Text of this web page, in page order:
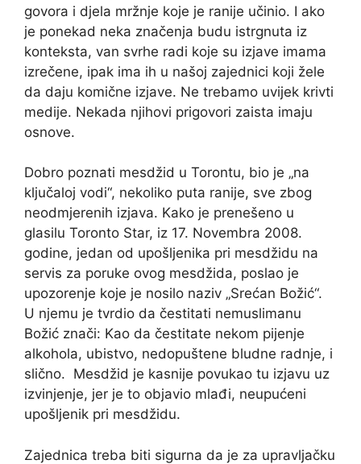
govora i djela mržnje koje je ranije učinio. I ako
je ponekad neka značenja budu istrgnuta iz
konteksta, van svrhe radi koje su izjave imama
izrečene, ipak ima ih u našoj zajednici koji žele
da daju komične izjave. Ne trebamo uvijek krivti
medije. Nekada njihovi prigovori zaista imaju
osnove.
Dobro poznati mesdžid u Torontu, bio je „na
ključaloj vodi“, nekoliko puta ranije, sve zbog
neodmjerenih izjava. Kako je prenešeno u
glasilu Toronto Star, iz 17. Novembra 2008.
godine, jedan od upošljenika pri mesdžidu na
servis za poruke ovog mesdžida, poslao je
upozorenje koje je nosilo naziv „Srećan Božić“.
U njemu je tvrdio da čestitati nemuslimanu
Božić znači: Kao da čestitate nekom pijenje
alkohola, ubistvo, nedopuštene bludne radnje, i
slično. Mesdžid je kasnije povukao tu izjavu uz
izvinjenje, jer je to objavio mlađi, neupućeni
upošljenik pri mesdžidu.
Zajednica treba biti sigurna da je za upravljačku